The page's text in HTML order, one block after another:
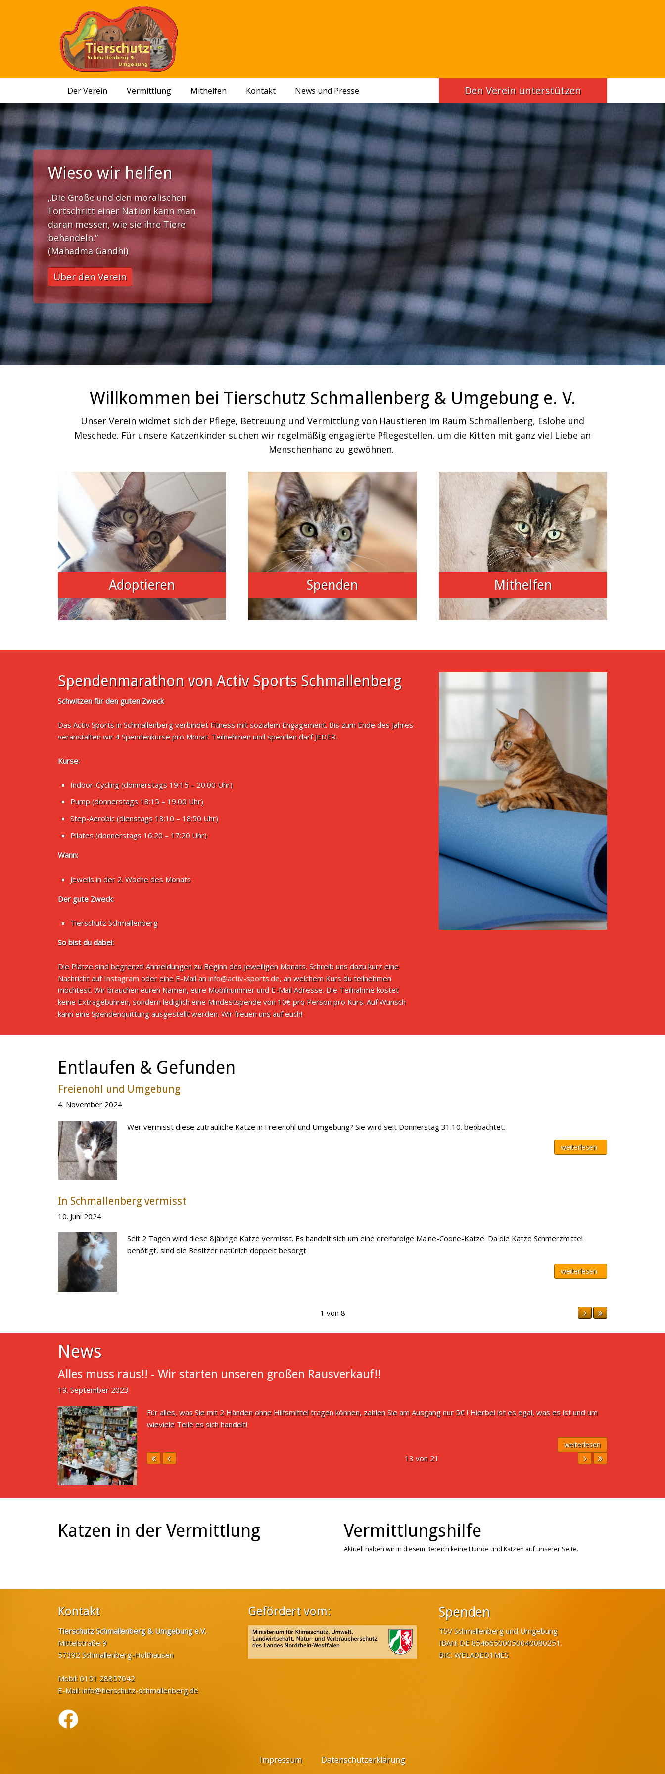
Der Verein Vermittlung Mithelfen Kontakt News und Presse Den Verein unterstützen
Wieso wir helfen
„Die Größe und den moralischen
Fortschritt einer Nation kann man
daran messen, wie sie ihre Tiere
behandeln.“
(Mahadma Gandhi)
Über den Verein
Willkommen bei Tierschutz Schmallenberg & Umgebung e. V.
Unser Verein widmet sich der Pflege, Betreuung und Vermittlung von Haustieren im Raum Schmallenberg, Eslohe und
Meschede. Für unsere Katzenkinder suchen wir regelmäßig engagierte Pflegestellen, um die Kitten mit ganz viel Liebe an
Menschenhand zu gewöhnen.
Adoptieren Spenden Mithelfen
Spendenmarathon von Activ Sports Schmallenberg
Schwitzen für den guten Zweck
Das Activ Sports in Schmallenberg verbindet Fitness mit sozialem Engagement. Bis zum Ende des Jahres
veranstalten wir 4 Spendenkurse pro Monat. Teilnehmen und spenden darf JEDER.
Kurse:
Indoor-Cycling (donnerstags 19:15 – 20:00 Uhr)
Pump (donnerstags 18:15 – 19:00 Uhr)
Step-Aerobic (dienstags 18:10 – 18:50 Uhr)
Pilates (donnerstags 16:20 – 17:20 Uhr)
Wann:
Jeweils in der 2. Woche des Monats
Der gute Zweck:
Tierschutz Schmallenberg
So bist du dabei:
Die Plätze sind begrenzt! Anmeldungen zu Beginn des jeweiligen Monats. Schreib uns dazu kurz eine
Nachricht aufInstagram oder eine E-Mail an info@activ-sports.de, an welchem Kurs du teilnehmen
möchtest. Wir brauchen euren Namen, eure Mobilnummer und E-Mail Adresse. Die Teilnahme kostet
keine Extragebühren, sondern lediglich eine Mindestspende von 10€ pro Person pro Kurs. Auf Wunsch
kann eine Spendenquittung ausgestellt werden. Wir freuen uns auf euch!
Entlaufen & Gefunden
Freienohl und Umgebung
4. November 2024
Wer vermisst diese zutrauliche Katze in Freienohl und Umgebung? Sie wird seit Donnerstag 31.10. beobachtet.
weiterlesen
In Schmallenberg vermisst
10. Juni 2024
Seit 2 Tagen wird diese 8jährige Katze vermisst. Es handelt sich um eine dreifarbige Maine-Coone-Katze. Da die Katze Schmerzmittel
benötigt, sind die Besitzer natürlich doppelt besorgt.
weiterlesen
1 von 8
News
Alles muss raus!! - Wir starten unseren großen Rausverkauf!!
19. September 2023
Für alles, was Sie mit 2 Händen ohne Hilfsmittel tragen können, zahlen Sie am Ausgang nur 5€ ! Hierbei ist es egal, was es ist und um
wieviele Teile es sich handelt!
weiterlesen
13 von 21
Katzen in der Vermittlung Vermittlungshilfe
Aktuell haben wir in diesem Bereich keine Hunde und Katzen auf unserer Seite.
Kontakt
Tierschutz Schmallenberg & Umgebung e.V.
Mittelstraße 9
57392 Schmallenberg-Holthausen
Mobil: 0151 28857042
E-Mail: info@tierschutz-schmallenberg.de
Gefördert vom: Spenden
TSV Schmallenberg und Umgebung
IBAN: DE 85466500050040080251.
BIC: WELADED1MES
Impressum Datenschutzerklärung